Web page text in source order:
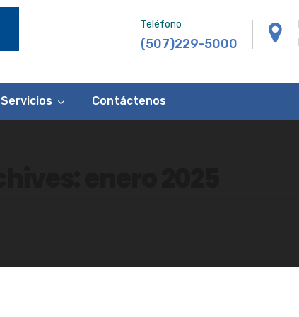
Teléfono
(507)229-5000
Servicios Contáctenos